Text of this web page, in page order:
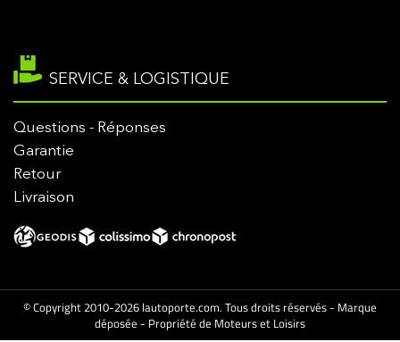
SERVICE & LOGISTIQUE
Questions - Réponses
Garantie
Retour
Livraison
© Copyright 2010-2026 lautoporte.com. Tous droits réservés - Marque
déposée - Propriété de Moteurs et Loisirs